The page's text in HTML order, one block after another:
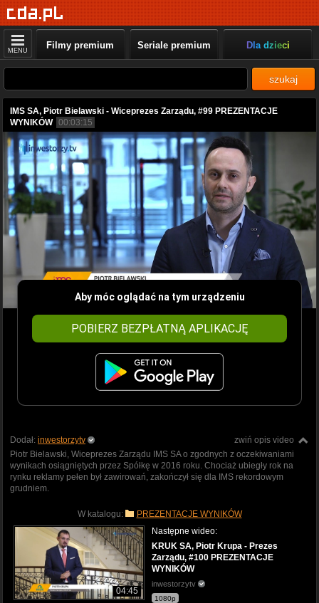
MENU Filmy premium Seriale premium Dla dzieci
szukaj
IMS SA, Piotr Bielawski - Wiceprezes Zarządu, #99 PREZENTACJE
WYNIKÓW 00:03:15
Aby móc oglądać na tym urządzeniu
POBIERZ BEZPŁATNĄ APLIKACJĘ
zwiń opis video
Dodał: inwestorzytv
Piotr Bielawski, Wiceprezes Zarządu IMS SA o zgodnych z oczekiwaniami
wynikach osiągniętych przez Spółkę w 2016 roku. Chociaż ubiegły rok na
rynku reklamy pełen był zawirowań, zakończył się dla IMS rekordowym
grudniem.
W katalogu: PREZENTACJE WYNIKÓW
04:45
Następne wideo:
KRUK SA, Piotr Krupa - Prezes
Zarządu, #100 PREZENTACJE
WYNIKÓW
inwestorzytv
1080p